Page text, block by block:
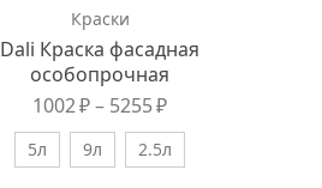
Краски
Dali Краска фасадная
особопрочная
1002₽– 5255₽
5л 9л 2.5л